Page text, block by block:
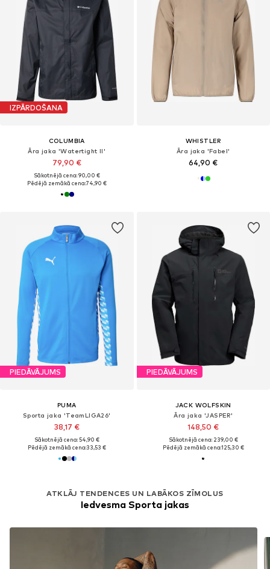
IZPĀRDOŠANA
COLUMBIA
Āra jaka 'Watertight II'
79,90 €
Sākotnējā cena: 90,00 €
Pēdējā zemākā cena:74,90 €
WHISTLER
Āra jaka 'Fabel'
64,90 €
PIEDĀVĀJUMS
PUMA
Sporta jaka 'TeamLIGA26'
38,17 €
Sākotnējā cena: 54,90 €
Pēdējā zemākā cena:33,53 €
PIEDĀVĀJUMS
JACK WOLFSKIN
Āra jaka 'JASPER'
148,50 €
Sākotnējā cena: 239,00 €
Pēdējā zemākā cena:125,30 €
ATKLĀJ TENDENCES UN LABĀKOS ZĪMOLUS
Iedvesma Sporta jakas